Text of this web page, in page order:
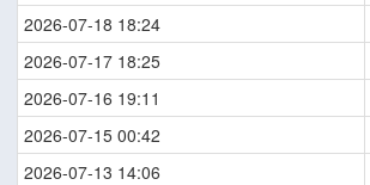
2026-07-18 18:24
2026-07-17 18:25
2026-07-16 19:11
2026-07-15 00:42
2026-07-13 14:06